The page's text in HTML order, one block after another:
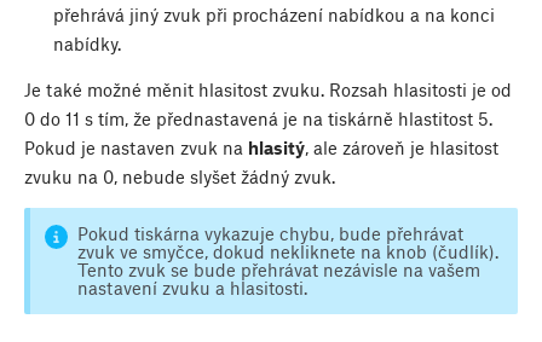
přehrává jiný zvuk při procházení nabídkou a na konci
nabídky.
Je také možné měnit hlasitost zvuku. Rozsah hlasitosti je od
0 do 11 s tím, že přednastavená je na tiskárně hlastitost 5.
Pokud je nastaven zvuk na hlasitý, ale zároveň je hlasitost
zvuku na 0, nebude slyšet žádný zvuk.
Pokud tiskárna vykazuje chybu, bude přehrávat
zvuk ve smyčce, dokud nekliknete na knob (čudlík).
Tento zvuk se bude přehrávat nezávisle na vašem
nastavení zvuku a hlasitosti.